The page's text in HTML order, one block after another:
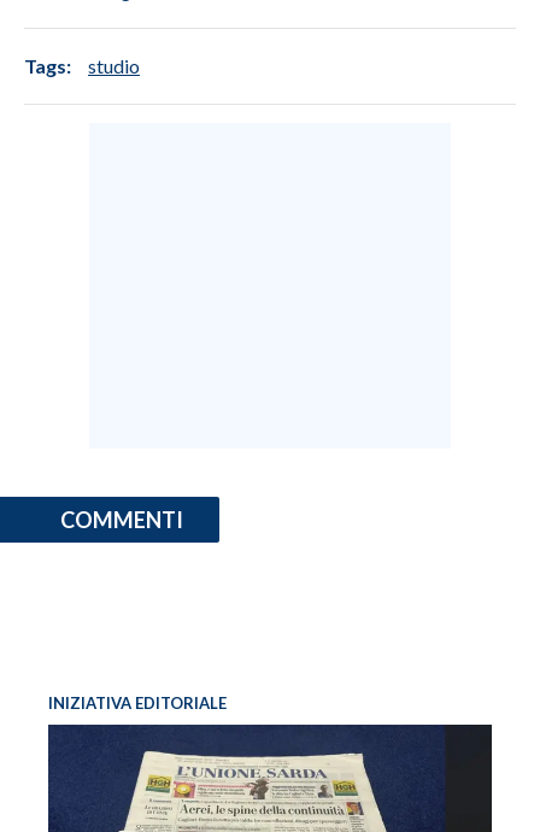
Tags: studio
COMMENTI
INIZIATIVA EDITORIALE